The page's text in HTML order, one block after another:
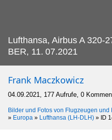
Lufthansa, Airbus A 320-
BER, 11. 07.2021
Frank Maczkowicz
04.09.2021, 177 Aufrufe, 0
Bilder und Fotos von Flugzeugen und
» Europa » Lufthansa (LH-DLH) » ID